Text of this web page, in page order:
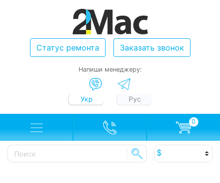
Статус ремонта Заказать звонок
Напиши менеджеру:
Укр Рус
0